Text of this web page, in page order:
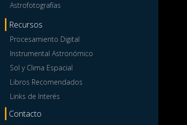
Astrofotografías
Recursos
Procesamiento Digital
Instrumental Astronómico
Sol y Clima Espacial
Libros Recomendados
Links de Interés
Contacto